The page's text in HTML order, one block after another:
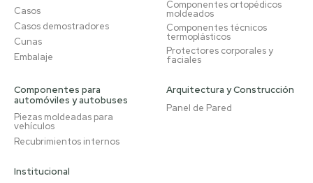
Casos
Casos demostradores
Cunas
Embalaje
Componentes ortopédicos
moldeados
Componentes técnicos
termoplásticos
Protectores corporales y
faciales
Componentes para
automóviles y autobuses
Piezas moldeadas para
vehículos
Recubrimientos internos
Arquitectura y Construcción
Panel de Pared
Institucional